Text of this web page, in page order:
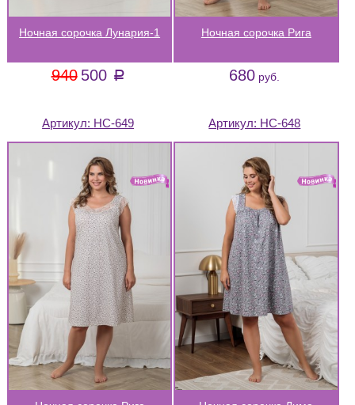
Ночная сорочка Лунария-1
940 500 a
Ночная сорочка Рига
680 руб.
Артикул: НС-649 Артикул: НС-648